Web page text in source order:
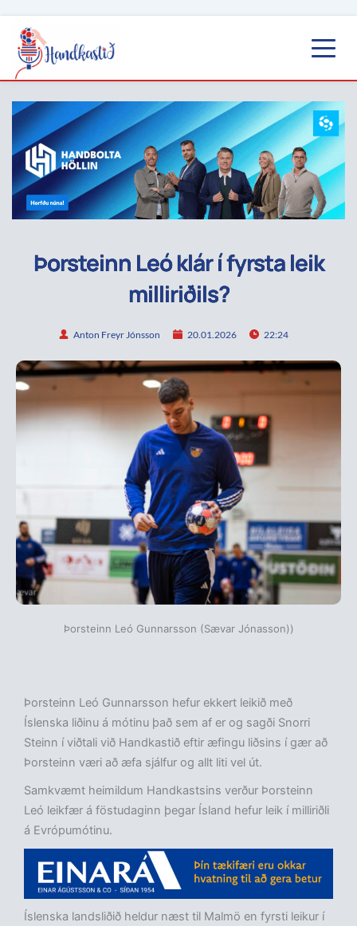
Þorsteinn Leó klár í fyrsta leik
milliriðils?
Anton Freyr Jónsson 20.01.2026 22:24
Þorsteinn Leó Gunnarsson (Sævar Jónasson))
Þorsteinn Leó Gunnarsson hefur ekkert leikið með
Íslenska liðinu á mótinu það sem af er og sagði Snorri
Steinn í viðtali við Handkastið eftir æfingu liðsins í gær að
Þorsteinn væri að æfa sjálfur og allt liti vel út.
Samkvæmt heimildum Handkastsins verður Þorsteinn
Leó leikfær á föstudaginn þegar Ísland hefur leik í milliriðli
á Evrópumótinu.
Íslenska landsliðið heldur næst til Malmö en fyrsti leikur í